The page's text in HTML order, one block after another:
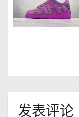
发表评论